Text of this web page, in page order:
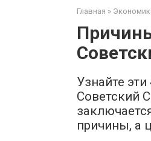
Главная »
Узнайте
Советский
причины, а